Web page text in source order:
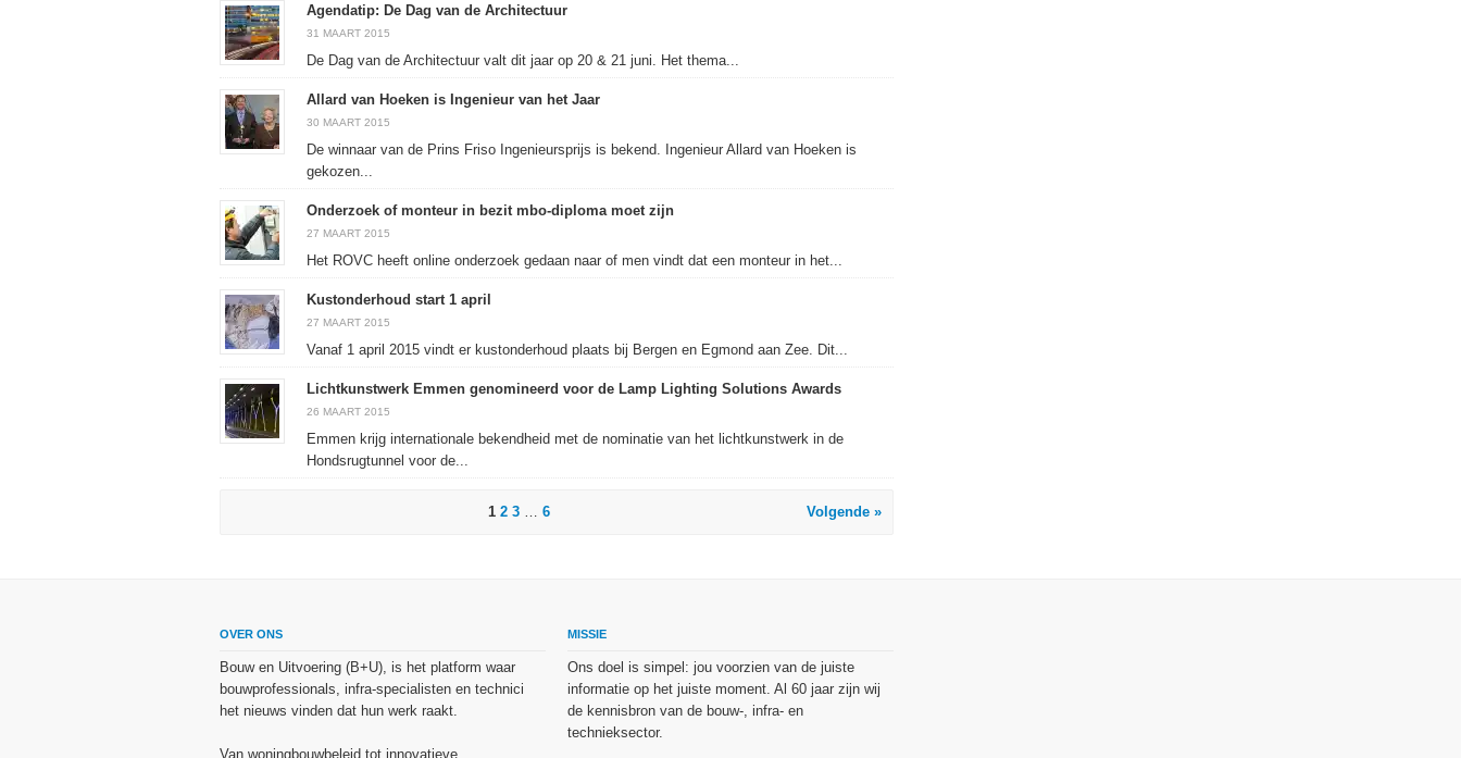
Agendatip: De Dag van de Architectuur
31 MAART 2015
De Dag van de Architectuur valt dit jaar op 20 & 21 juni. Het thema...
Allard van Hoeken is Ingenieur van het Jaar
30 MAART 2015
De winnaar van de Prins Friso Ingenieursprijs is bekend. Ingenieur Allard van Hoeken is
gekozen...
Onderzoek of monteur in bezit mbo-diploma moet zijn
27 MAART 2015
Het ROVC heeft online onderzoek gedaan naar of men vindt dat een monteur in het...
Kustonderhoud start 1 april
27 MAART 2015
Vanaf 1 april 2015 vindt er kustonderhoud plaats bij Bergen en Egmond aan Zee. Dit...
Lichtkunstwerk Emmen genomineerd voor de Lamp Lighting Solutions Awards
26 MAART 2015
Emmen krijg internationale bekendheid met de nominatie van het lichtkunstwerk in de
Hondsrugtunnel voor de...
1 2 3 6 Volgende »
OVER ONS
Bouw en Uitvoering (B+U), is het platform waar
bouwprofessionals, infra-specialisten en technici
het nieuws vinden dat hun werk raakt.
Van woningbouwbeleid tot innovatieve
MISSIE
Ons doel is simpel: jou voorzien van de juiste
informatie op het juiste moment. Al 60 jaar zijn wij
de kennisbron van de bouw-, infra- en
technieksector.